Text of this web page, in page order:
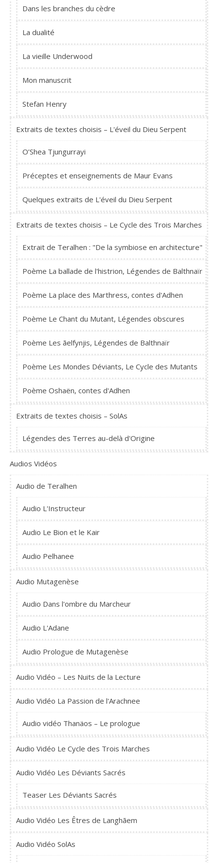
Dans les branches du cèdre
La dualité
La vieille Underwood
Mon manuscrit
Stefan Henry
Extraits de textes choisis – L'éveil du Dieu Serpent
O’Shea Tjungurrayi
Préceptes et enseignements de Maur Evans
Quelques extraits de L'éveil du Dieu Serpent
Extraits de textes choisis – Le Cycle des Trois Marches
Extrait de Teralhen : "De la symbiose en architecture"
Poème La ballade de l'histrion, Légendes de Balthnaïr
Poème La place des Marthress, contes d'Adhen
Poème Le Chant du Mutant, Légendes obscures
Poème Les ãelfynjis, Légendes de Balthnaïr
Poème Les Mondes Déviants, Le Cycle des Mutants
Poème Oshaën, contes d'Adhen
Extraits de textes choisis – SolAs
Légendes des Terres au-delà d'Origine
Audios Vidéos
Audio de Teralhen
Audio L'Instructeur
Audio Le Bion et le Kair
Audio Pelhanee
Audio Mutagenèse
Audio Dans l'ombre du Marcheur
Audio L'Adane
Audio Prologue de Mutagenèse
Audio Vidéo – Les Nuits de la Lecture
Audio Vidéo La Passion de l'Arachnee
Audio vidéo Thanäos – Le prologue
Audio Vidéo Le Cycle des Trois Marches
Audio Vidéo Les Déviants Sacrés
Teaser Les Déviants Sacrés
Audio Vidéo Les Êtres de Langhãem
Audio Vidéo SolAs